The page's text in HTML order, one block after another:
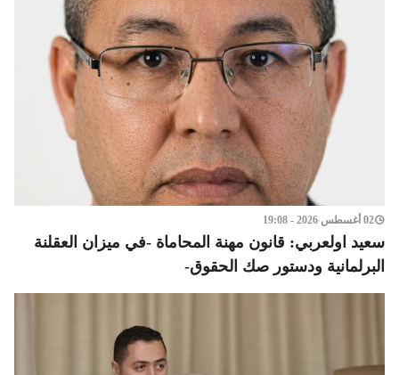
02 أغسطس 2026 - 19:08
سعيد اولعربي: قانون مهنة المحاماة -في ميزان العقلنة
البرلمانية ودستور صك الحقوق-